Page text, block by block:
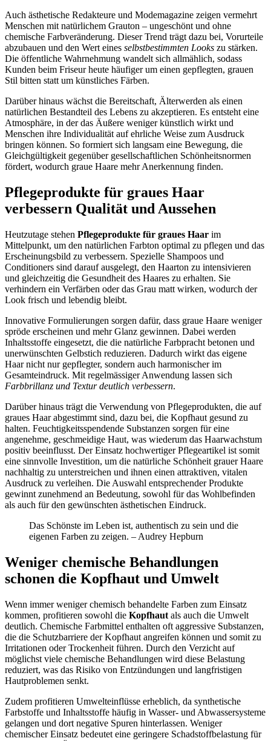
Auch ästhetische Redakteure und Modemagazine zeigen vermehrt
Menschen mit natürlichem Grauton – ungeschönt und ohne
chemische Farbveränderung. Dieser Trend trägt dazu bei, Vorurteile
abzubauen und den Wert eines selbstbestimmten Looks zu stärken.
Die öffentliche Wahrnehmung wandelt sich allmählich, sodass
Kunden beim Friseur heute häufiger um einen gepflegten, grauen
Stil bitten statt um künstliches Färben.
Darüber hinaus wächst die Bereitschaft, Älterwerden als einen
natürlichen Bestandteil des Lebens zu akzeptieren. Es entsteht eine
Atmosphäre, in der das Äußere weniger künstlich wirkt und
Menschen ihre Individualität auf ehrliche Weise zum Ausdruck
bringen können. So formiert sich langsam eine Bewegung, die
Gleichgültigkeit gegenüber gesellschaftlichen Schönheitsnormen
fördert, wodurch graue Haare mehr Anerkennung finden.
Pflegeprodukte für graues Haar
verbessern Qualität und Aussehen
Heutzutage stehen Pflegeprodukte für graues Haar im
Mittelpunkt, um den natürlichen Farbton optimal zu pflegen und das
Erscheinungsbild zu verbessern. Spezielle Shampoos und
Conditioners sind darauf ausgelegt, den Haarton zu intensivieren
und gleichzeitig die Gesundheit des Haares zu erhalten. Sie
verhindern ein Verfärben oder das Grau matt wirken, wodurch der
Look frisch und lebendig bleibt.
Innovative Formulierungen sorgen dafür, dass graue Haare weniger
spröde erscheinen und mehr Glanz gewinnen. Dabei werden
Inhaltsstoffe eingesetzt, die die natürliche Farbpracht betonen und
unerwünschten Gelbstich reduzieren. Dadurch wirkt das eigene
Haar nicht nur gepflegter, sondern auch harmonischer im
Gesamteindruck. Mit regelmässiger Anwendung lassen sich
Farbbrillanz und Textur deutlich verbessern.
Darüber hinaus trägt die Verwendung von Pflegeprodukten, die auf
graues Haar abgestimmt sind, dazu bei, die Kopfhaut gesund zu
halten. Feuchtigkeitsspendende Substanzen sorgen für eine
angenehme, geschmeidige Haut, was wiederum das Haarwachstum
positiv beeinflusst. Der Einsatz hochwertiger Pflegeartikel ist somit
eine sinnvolle Investition, um die natürliche Schönheit grauer Haare
nachhaltig zu unterstreichen und ihnen einen attraktiven, vitalen
Ausdruck zu verleihen. Die Auswahl entsprechender Produkte
gewinnt zunehmend an Bedeutung, sowohl für das Wohlbefinden
als auch für den gewünschten ästhetischen Eindruck.
Das Schönste im Leben ist, authentisch zu sein und die
eigenen Farben zu zeigen. – Audrey Hepburn
Weniger chemische Behandlungen
schonen die Kopfhaut und Umwelt
Wenn immer weniger chemisch behandelte Farben zum Einsatz
kommen, profitieren sowohl die Kopfhaut als auch die Umwelt
deutlich. Chemische Farbmittel enthalten oft aggressive Substanzen,
die die Schutzbarriere der Kopfhaut angreifen können und somit zu
Irritationen oder Trockenheit führen. Durch den Verzicht auf
möglichst viele chemische Behandlungen wird diese Belastung
reduziert, was das Risiko von Entzündungen und langfristigen
Hautproblemen senkt.
Zudem profitieren Umwelteinflüsse erheblich, da synthetische
Farbstoffe und Inhaltsstoffe häufig in Wasser- und Abwassersysteme
gelangen und dort negative Spuren hinterlassen. Weniger
chemischer Einsatz bedeutet eine geringere Schadstoffbelastung für